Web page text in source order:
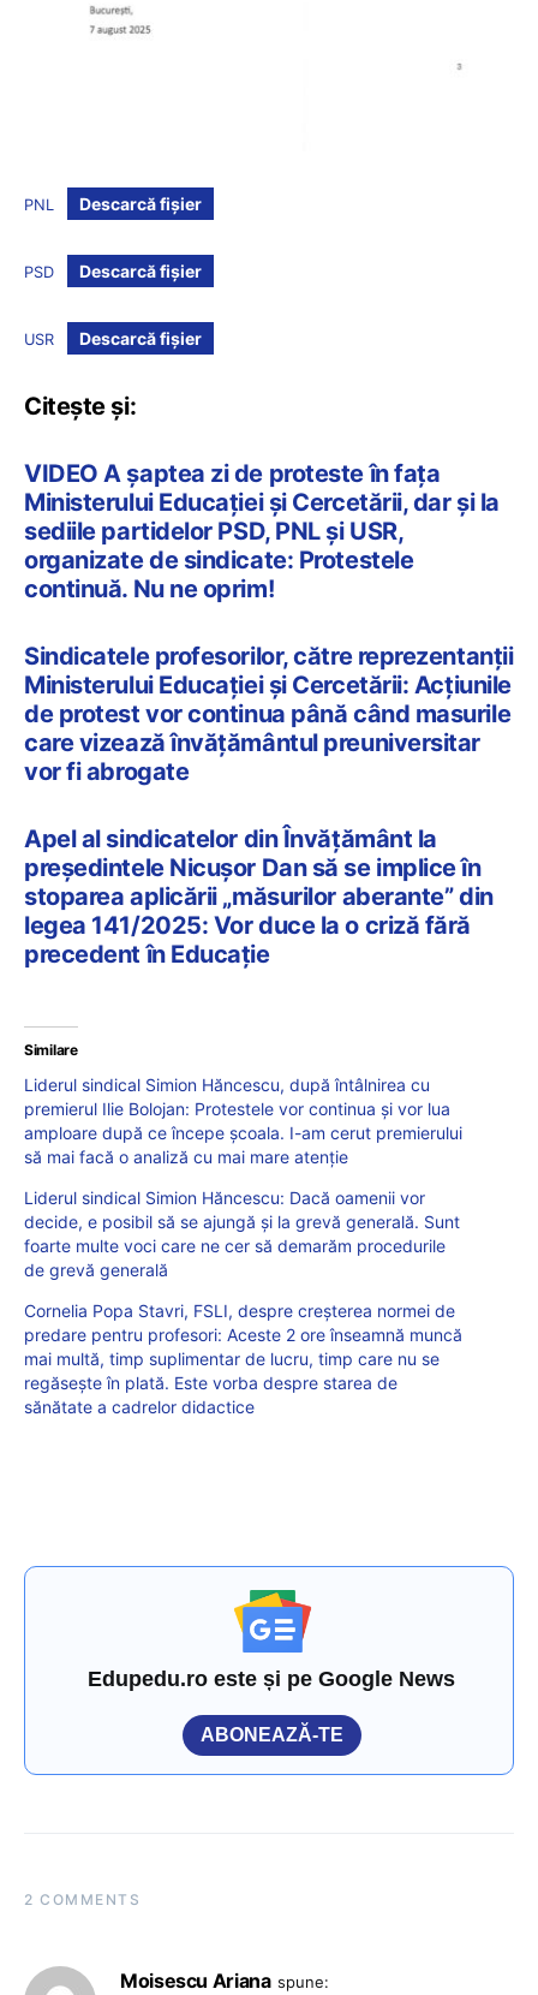
PNL Descarcă fișier
PSD Descarcă fișier
USR Descarcă fișier
Citește și:
VIDEO A șaptea zi de proteste în fața
Ministerului Educației și Cercetării, dar și la
sediile partidelor PSD, PNL și USR,
organizate de sindicate: Protestele
continuă. Nu ne oprim!
Sindicatele profesorilor, către reprezentanții
Ministerului Educației și Cercetării: Acțiunile
de protest vor continua până când masurile
care vizează învățământul preuniversitar
vor fi abrogate
Apel al sindicatelor din Învățământ la
președintele Nicușor Dan să se implice în
stoparea aplicării „măsurilor aberante” din
legea 141/2025: Vor duce la o criză fără
precedent în Educație
Similare
Liderul sindical Simion Hăncescu, după întâlnirea cu
premierul Ilie Bolojan: Protestele vor continua și vor lua
amploare după ce începe școala. I-am cerut premierului
să mai facă o analiză cu mai mare atenție
Liderul sindical Simion Hăncescu: Dacă oamenii vor
decide, e posibil să se ajungă și la grevă generală. Sunt
foarte multe voci care ne cer să demarăm procedurile
de grevă generală
Cornelia Popa Stavri, FSLI, despre creșterea normei de
predare pentru profesori: Aceste 2 ore înseamnă muncă
mai multă, timp suplimentar de lucru, timp care nu se
regăsește în plată. Este vorba despre starea de
sănătate a cadrelor didactice
Edupedu.ro este și pe Google News
ABONEAZĂ-TE
2 COMMENTS
Moisescu Ariana spune: